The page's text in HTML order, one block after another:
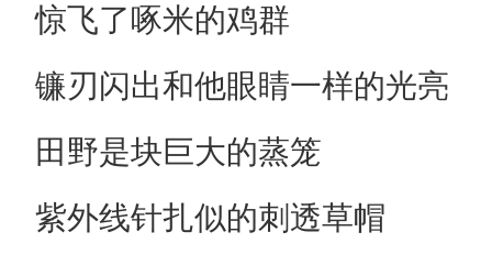
惊飞了啄米的鸡群
镰刃闪出和他眼睛一样的光亮
田野是块巨大的蒸笼
紫外线针扎似的刺透草帽